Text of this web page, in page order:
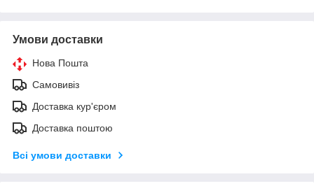
Умови доставки
Нова Пошта
Самовивіз
Доставка кур'єром
Доставка поштою
Всі умови доставки